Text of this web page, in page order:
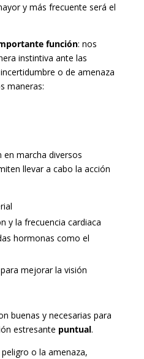
y más frecuente será el
función: nos
instintiva ante las
o de amenaza
maneras:
en marcha diversos
llevar a cabo la acción
y la frecuencia cardiaca
hormonas como el
mejorar la visión
buenas y necesarias para
estresante puntual.
o la amenaza,